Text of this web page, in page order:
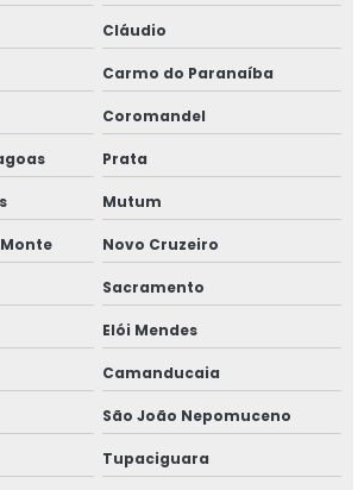
tubulação
térmico
térmico de dutos
térmico industrial
térmico industrial no rj
de rocha
lã de rocha
de pintura
térmico
Cláudio
Carmo do Paranaíba
Coromandel
Prata
Mutum
Novo Cruzeiro
Sacramento
Elói Mendes
Camanducaia
São João Nepomuceno
Tupaciguara